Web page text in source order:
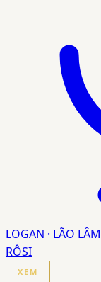
LOGAN · LÃO
RÔSI
XEM